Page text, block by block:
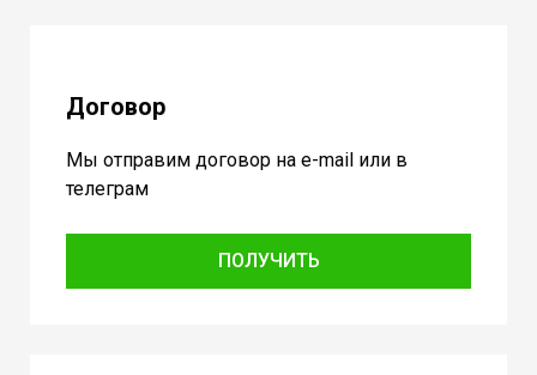
Договор
Мы отправим договор на e-mail или в
телеграм
ПОЛУЧИТЬ